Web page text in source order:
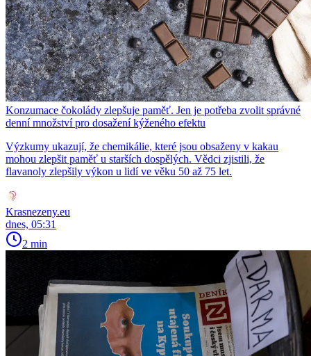
Konzumace čokolády zlepšuje paměť. Jen je potřeba zvolit správné
denní množství pro dosažení kýženého efektu
Výzkumy ukazují, že chemikálie, které jsou obsaženy v kakau
mohou zlepšit paměť u starších dospělých. Vědci zjistili, že
flavanoly zlepšily výkon u lidí ve věku 50 až 75 let.
Krasnezeny.eu
dnes, 05:31
2 min